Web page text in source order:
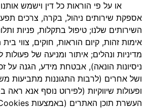
או על פי הוראות כל דין וישמש
אספקת שירותים ניהול, בקרה, צרכים
השירותים שלנו; טיפול בתקלות, פניות
אימות זהות, קיום הוראות, חוקים, צווי
מדיניות ונהלים; איתור ומניעה של
ניסיונות הונאה), אבטחת מידע, הגנה על
ושל אחרים (לרבות התגוננות מתביעות